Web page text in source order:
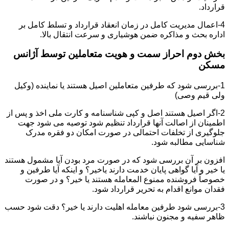
قرارداد.
4-اعمال مدیریت کامل در زمان انعقاد قرارداد و تسلط کامل بر
اداره بحث و مذاکره ضمن هوشیاری و سرعت انتقال بالا.
بخش دوم احراز سمت و هویت متعاملین توسط آژانس
مسکن
1-بررسی شود که طرفین متعاملین اصیل هستند یا نماینده (وکیل
ولی قیم وصی)
2-اگر اصیل هستند اصل و کپی شناسنامه و کارت ملی اخذ و پس از
اطمینان از اصالت آنها قرارداد تنظیم شود توصیه می شود جهت
جلوگیری از تخلفات احتمالی در صورت امکان دو فقره مدرک
شناسایی مطالبه شود.
افزون بر آن بررسی شود که در صورت مرد بودن آیا مشمول هستند
یا خیر و آیا گواهی پایان خدمت دارند یاخیر؟ و اینکه آیا طرفین و
خصوصاً فروشنده ممنوع المعامله هستند یا خیر؟ و در صورت
فقدان موانع اقدام به تحریر قرارداد شود.
3-بررسی شود طرفین معامله اهلیت دارند یا خیر؟ دقت شود حسب
ظاهر سفیه و مجنون نباشند.